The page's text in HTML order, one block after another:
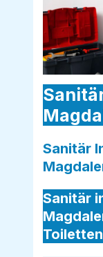
Sanitär
Sanitär